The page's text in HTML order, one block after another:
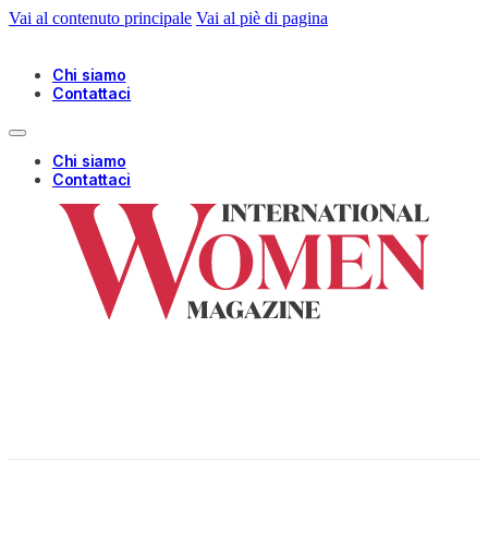
Vai al contenuto principale Vai al piè di pagina
Chi siamo
Contattaci
Chi siamo
Contattaci